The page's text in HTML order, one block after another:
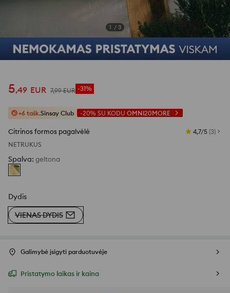
1 / 3
5,49 EUR 7,99 EUR -31%
+6 tašk.Sinsay Club -20% SU KODU OMNI20MORE
Citrinos formos pagalvėlė 4,7/5 (3)
NETRUKUS
Spalva: geltona
Dydis
VIENAS DYDIS
Galimybė įsigyti parduotuvėje
Pristatymo laikas ir kaina